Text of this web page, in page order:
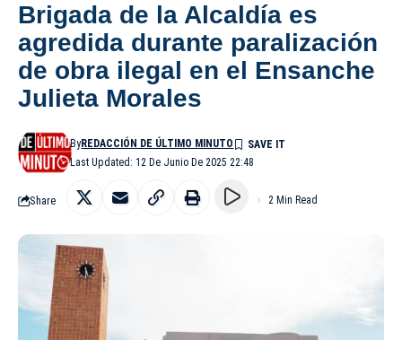
Brigada de la Alcaldía es
agredida durante paralización
de obra ilegal en el Ensanche
Julieta Morales
Last Updated: 12 De Junio De 2025 22:48
ByREDACCIÓN DE ÚLTIMO MINUTO
Share 2 Min Read